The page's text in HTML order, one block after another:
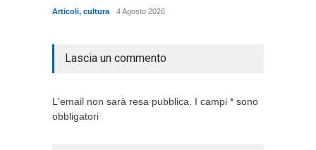
Articoli, cultura 4 Agosto 2026
Lascia un commento
L'email non sarà resa pubblica. I campi * sono
obbligatori